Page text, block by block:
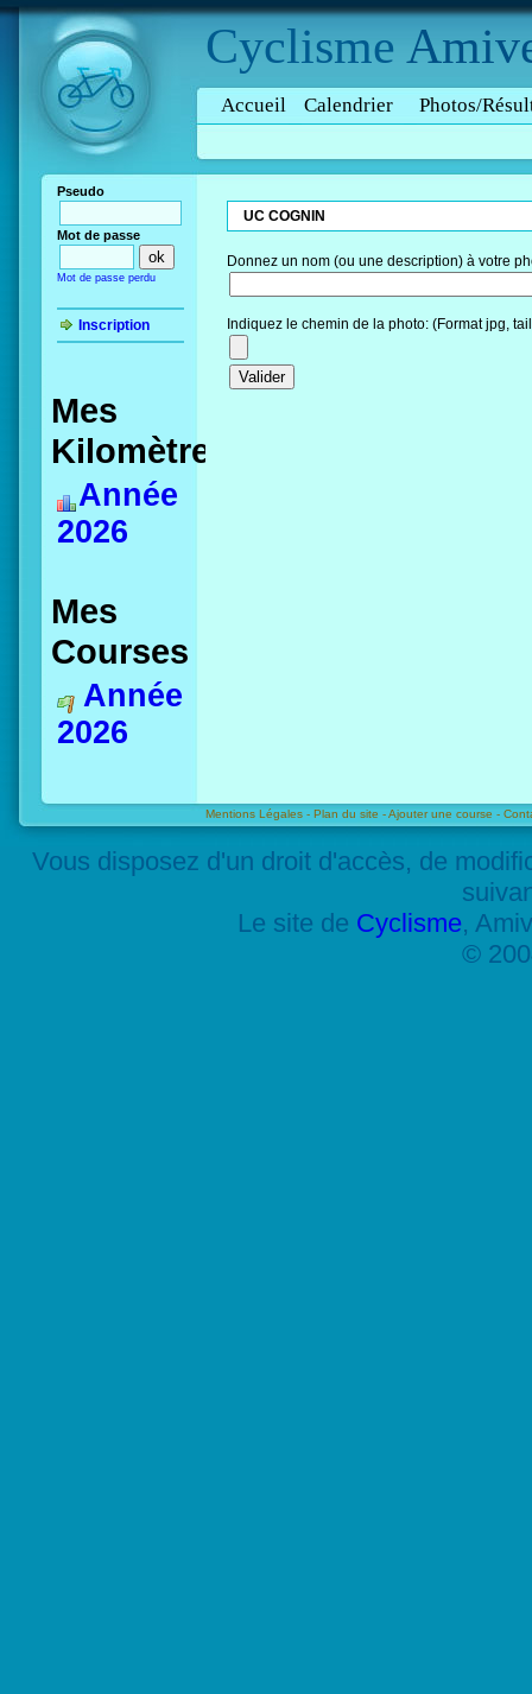
Cyclisme
Accueil Calendrier Photos/
Pseudo
Mot de passe
Mot de passe perdu
Inscription
Mes
Kilomètres
Année
2026
Mes
Courses
Année
2026
UC COGNIN
Donnez un nom (ou une description) à votre
Indiquez le chemin de la photo: (Format jpg,
Mentions Légales - Plan du site -Ajouter une course -
Vous disposez d'un droit d'accès, de
Le site de Cyclisme,
©